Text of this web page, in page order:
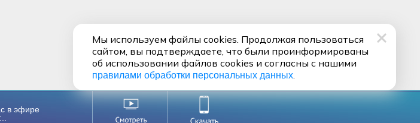
в эфире
Мы используем файлы cookies. Продолжая пользоваться
сайтом, вы подтверждаете, что были проинформированы
об использовании файлов cookies и согласны с нашими
правилами обработки персональных данных.